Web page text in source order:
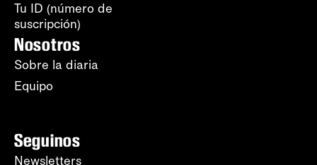
Tu ID (número de
suscripción)
Nosotros
Sobre la diaria
Equipo
Seguinos
Newsletters